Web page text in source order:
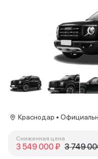
Краснодар •
Сниженная цена
3 549 000 ₽ 3 749